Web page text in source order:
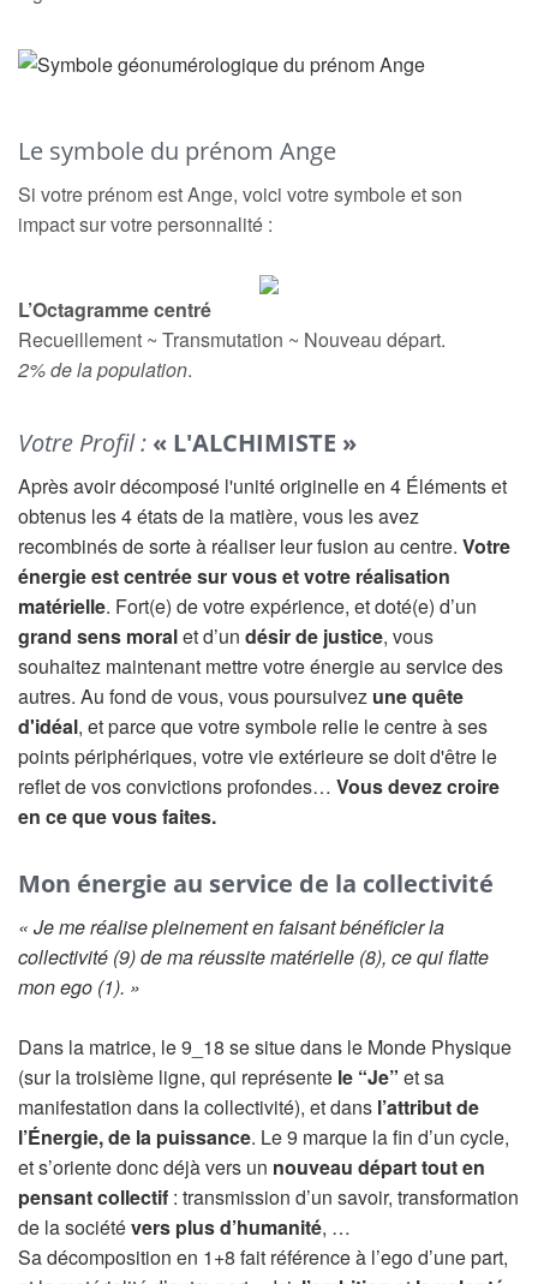
Le symbole du prénom Ange
Si votre prénom est Ange, voici votre symbole et son
impact sur votre personnalité :
L’Octagramme centré
Recueillement ~ Transmutation ~ Nouveau départ.
2% de la population.
Votre Profil : « L'ALCHIMISTE »
Après avoir décomposé l'unité originelle en 4 Éléments et
obtenus les 4 états de la matière, vous les avez
recombinés de sorte à réaliser leur fusion au centre. Votre
énergie est centrée sur vous et votre réalisation
matérielle. Fort(e) de votre expérience, et doté(e) d’un
grand sens moralet d’un désir de justice, vous
souhaitez maintenant mettre votre énergie au service des
autres. Au fond de vous, vous poursuivez une quête
d'idéal, et parce que votre symbole relie le centre à ses
points périphériques, votre vie extérieure se doit d'être le
reflet de vos convictions profondes… Vous devez croire
en ce que vous faites.
Mon énergie au service de la collectivité
« Je me réalise pleinement en faisant bénéficier la
collectivité (9) de ma réussite matérielle (8), ce qui flatte
mon ego (1). »
Dans la matrice, le 9_18 se situe dans le Monde Physique
(sur la troisième ligne, qui représente le “Je” et sa
manifestation dans la collectivité), et dans l’attribut de
l’Énergie, de la puissance. Le 9 marque la fin d’un cycle,
et s’oriente donc déjà vers un nouveau départ tout en
pensant collectif : transmission d’un savoir, transformation
de la sociétévers plus d’humanité, …
Sa décomposition en 1+8 fait référence à l’ego d’une part,